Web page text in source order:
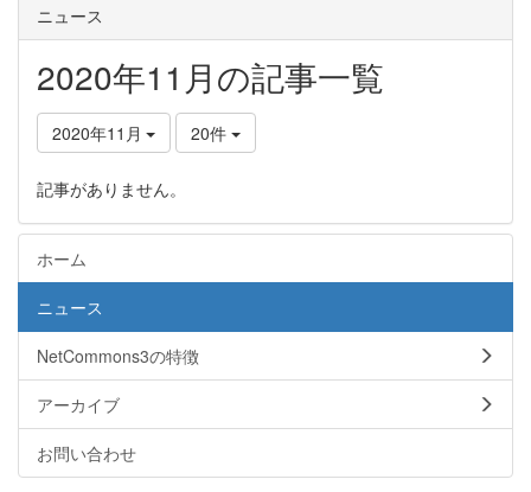
ニュース
2020年11月の記事一覧
2020年11月 20件
記事がありません。
ホーム
ニュース
NetCommons3の特徴
アーカイブ
お問い合わせ